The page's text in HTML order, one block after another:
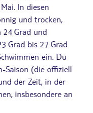
In diesen
und trocken,
24 Grad und
Grad bis 27 Grad
ein. Du
Saison (die offiziell
der Zeit, in der
insbesondere an